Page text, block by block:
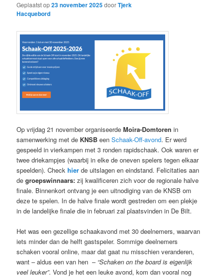
Geplaatst op23 november 2025doorTjerk
Hacquebord
Op vrijdag 21 november organiseerdeMoira-Domtoren in
samenwerking met de KNSB eenSchaak-Off-avond. Er werd
gespeeld in vierkampen met 3 ronden rapidschaak. Ook waren er
twee driekampjes (waarbij in elke de oneven spelers tegen elkaar
speelden). Checkhier de uitslagen en eindstand. Felicitaties aan
degroepswinnaars: zij kwalificeren zich voor de regionale halve
finale. Binnenkort ontvang je een uitnodiging van de KNSB om
deze te spelen. In de halve finale wordt gestreden om een plekje
in de landelijke finaledie in februari zal plaatsvinden in De Bilt.
Het was een gezellige schaakavond met 30 deelnemers, waarvan
iets minder dan de helft gastspeler. Sommige deelnemers
schaken vooral online, maar dat gaat nu misschien veranderen,
want – aldus een van hen – “Schaken on the board is eigenlijk
veel leuker”. Vond je het een leuke avond, kom dan vooral nog